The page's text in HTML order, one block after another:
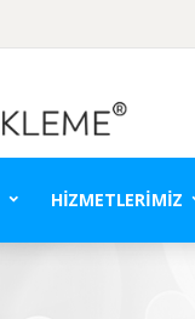
HIZMETLERIMIZ